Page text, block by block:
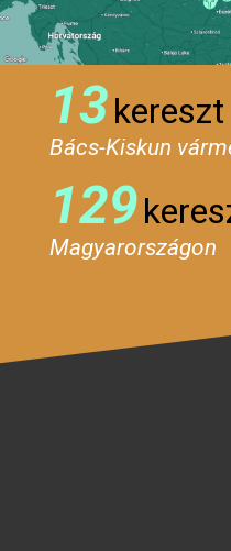
13kereszt
Bács-Kiskun
129
Magyarországon